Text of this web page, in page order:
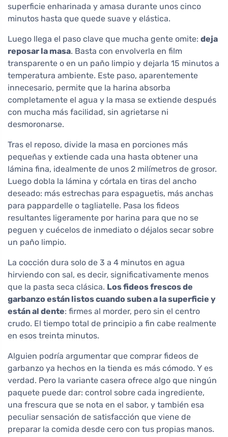
superficie enharinada y amasa durante unos cinco
minutos hasta que quede suave y elástica.
Luego llega el paso clave que mucha gente omite: deja
reposar la masa. Basta con envolverla en film
transparente o en un paño limpio y dejarla 15 minutos a
temperatura ambiente. Este paso, aparentemente
innecesario, permite que la harina absorba
completamente el agua y la masa se extiende después
con mucha más facilidad, sin agrietarse ni
desmoronarse.
Tras el reposo, divide la masa en porciones más
pequeñas y extiende cada una hasta obtener una
lámina fina, idealmente de unos 2 milímetros de grosor.
Luego dobla la lámina y córtala en tiras del ancho
deseado: más estrechas para espaguetis, más anchas
para pappardelle o tagliatelle. Pasa los fideos
resultantes ligeramente por harina para que no se
peguen y cuécelos de inmediato o déjalos secar sobre
un paño limpio.
La cocción dura solo de 3 a 4 minutos en agua
hirviendo con sal, es decir, significativamente menos
que la pasta seca clásica. Los fideos frescos de
garbanzo están listos cuando suben a la superficie y
están al dente: firmes al morder, pero sin el centro
crudo. El tiempo total de principio a fin cabe realmente
en esos treinta minutos.
Alguien podría argumentar que comprar fideos de
garbanzo ya hechos en la tienda es más cómodo. Y es
verdad. Pero la variante casera ofrece algo que ningún
paquete puede dar: control sobre cada ingrediente,
una frescura que se nota en el sabor, y también esa
peculiar sensación de satisfacción que viene de
preparar la comida desde cero con tus propias manos.